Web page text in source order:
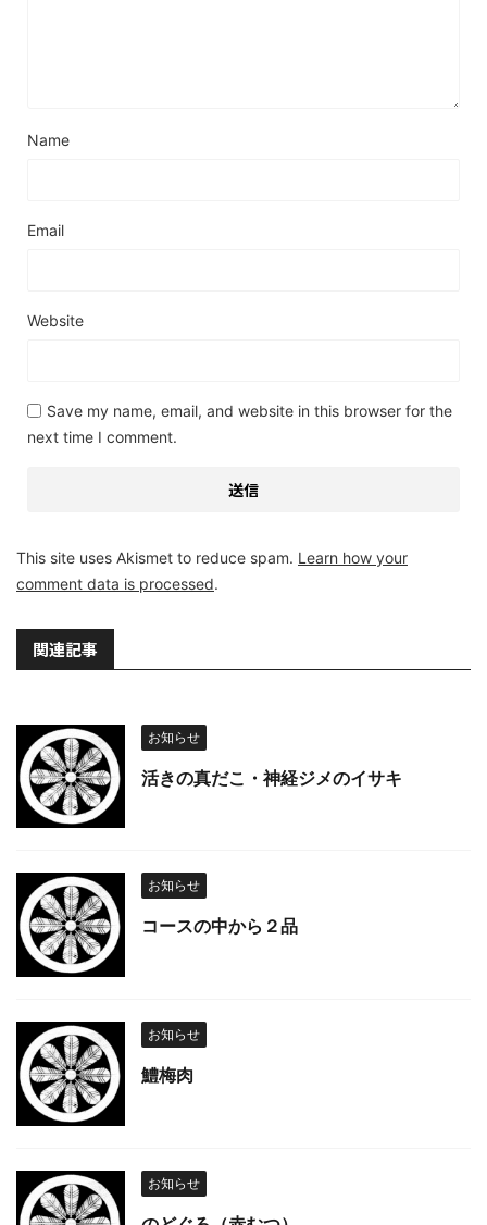
Name
Email
Website
Save my name, email, and website in this browser for the
next time I comment.
This site uses Akismet to reduce spam. Learn how your
comment data is processed.
関連記事
お知らせ
活きの真だこ・神経ジメのイサキ
お知らせ
コースの中から２品
お知らせ
鱧梅肉
お知らせ